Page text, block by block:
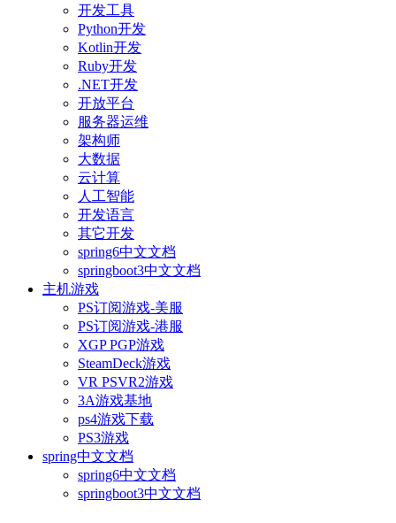
开发工具
Python开发
Kotlin开发
Ruby开发
.NET开发
开放平台
服务器运维
架构师
大数据
云计算
人工智能
开发语言
其它开发
spring6中文文档
springboot3中文文档
主机游戏
PS订阅游戏-美服
PS订阅游戏-港服
XGP PGP游戏
SteamDeck游戏
VR PSVR2游戏
3A游戏基地
ps4游戏下载
PS3游戏
spring中文文档
spring6中文文档
springboot3中文文档